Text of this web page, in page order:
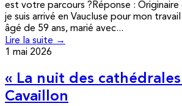
est votre parcours ?Réponse :
je suis arrivé en Vaucluse pour mon
âgé de 59 ans, marié avec...
Lire la suite →
1 mai 2026
« La nuit des cathédrales
Cavaillon